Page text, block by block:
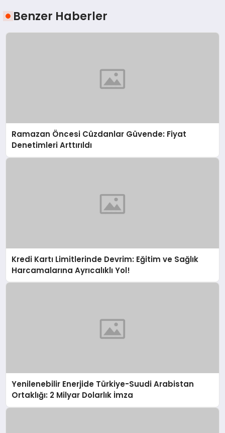
Benzer Haberler
Ramazan Öncesi Cüzdanlar Güvende: Fiyat
Denetimleri Arttırıldı
Kredi Kartı Limitlerinde Devrim: Eğitim ve Sağlık
Harcamalarına Ayrıcalıklı Yol!
Yenilenebilir Enerjide Türkiye-Suudi Arabistan
Ortaklığı: 2 Milyar Dolarlık İmza